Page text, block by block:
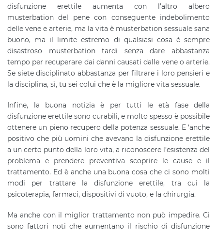
disfunzione erettile aumenta con l’altro albero
musterbation del pene con conseguente indebolimento
delle vene e arterie, ma la vita è musterbation sessuale sana
buono, ma il limite estremo di qualsiasi cosa è sempre
disastroso musterbation tardi senza dare abbastanza
tempo per recuperare dai danni causati dalle vene o arterie.
Se siete disciplinato abbastanza per filtrare i loro pensieri e
la disciplina, sì, tu sei colui che è la migliore vita sessuale.
Infine, la buona notizia è per tutti le età fase della
disfunzione erettile sono curabili, e molto spesso è possibile
ottenere un pieno recupero della potenza sessuale. E ‘anche
positivo che più uomini che avevano la disfunzione erettile
a un certo punto della loro vita, a riconoscere l’esistenza del
problema e prendere preventiva scoprire le cause e il
trattamento. Ed è anche una buona cosa che ci sono molti
modi per trattare la disfunzione erettile, tra cui la
psicoterapia, farmaci, dispositivi di vuoto, e la chirurgia.
Ma anche con il miglior trattamento non può impedire. Ci
sono fattori noti che aumentano il rischio di disfunzione